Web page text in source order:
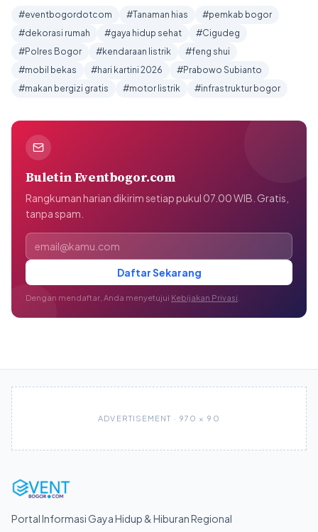
#eventbogordotcom #Tanaman hias
#pemkab bogor
#dekorasi rumah
#gaya hidup sehat
#Cigudeg
#Polres Bogor
#kendaraan listrik
#feng shui
#mobil bekas
#hari kartini 2026
#Prabowo Subianto
#makan bergizi gratis
#motor listrik #infrastruktur bogor
Buletin Eventbogor.com
Rangkuman harian dikirim setiap pukul 07.00 WIB. Gratis,
tanpa spam.
Alamat email
Daftar Sekarang
Dengan mendaftar, Anda menyetujui Kebijakan Privasi
ADVERTISEMENT · 970 × 90
Portal Informasi Gaya Hidup & Hiburan Regional